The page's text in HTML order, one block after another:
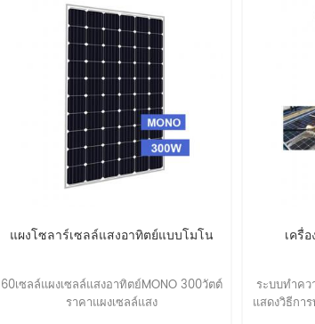
รั่วซึม *ปร
ประจุที่ยอ
หรือต่ำ *
*อายุกา
สินค้า : พิกั
เซลล์ ออก
℃ (77 ℉) อั
อัตรา 3 ช
ชม
ผลกระท
40 ℃ (104
ชาร์จ: กา
การใช้วัฏ
ใช้ลอย
-20mv/℃
ความจุ หลั
แผงโซลาร์เซลล์แสงอาทิตย์แบบโมโน
60เซลล์แผงเซลล์แสงอาทิตย์MONO 300วัตต์
ราคาแผงเซลล์แสง
เครื่
ระบบทำค
แสดงวิธีกา